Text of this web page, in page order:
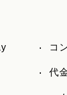
コ
代